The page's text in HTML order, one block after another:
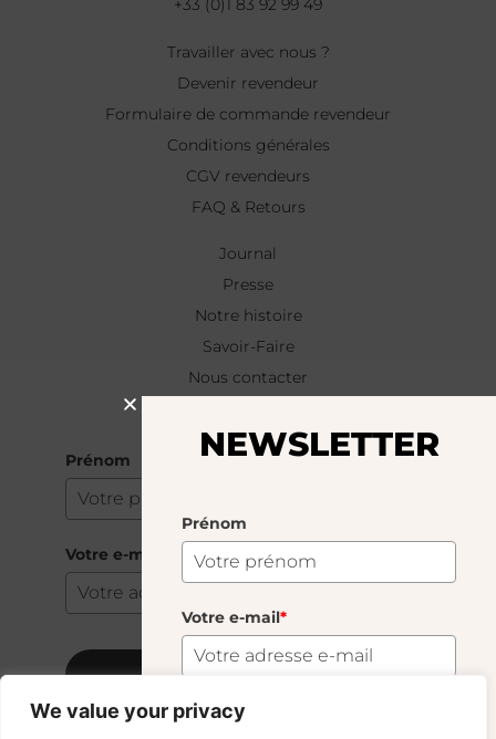
We value your privacy
+33 (0)1 83 92 99 49
Travailler avec nous ?
Devenir revendeur
Formulaire de commande revendeur
Conditions générales
CGV revendeurs
FAQ & Retours
Journal
Presse
Notre histoire
Savoir-Faire
Nous contacter
Prénom
Votre e-mail
S'abonner
NEWSLETTER
Prénom
Votre e-mail*